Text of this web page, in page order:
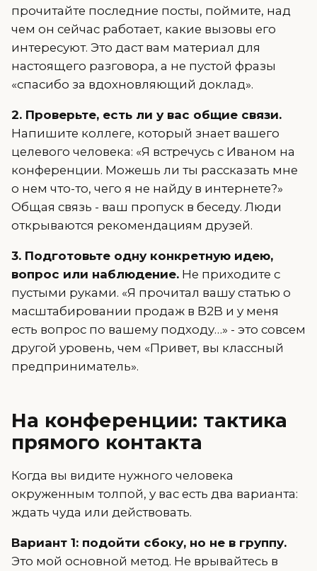
прочитайте последние посты, поймите, над
чем он сейчас работает, какие вызовы его
интересуют. Это даст вам материал для
настоящего разговора, а не пустой фразы
«спасибо за вдохновляющий доклад».
2. Проверьте, есть ли у вас общие связи.
Напишите коллеге, который знает вашего
целевого человека: «Я встречусь с Иваном на
конференции. Можешь ли ты рассказать мне
о нем что-то, чего я не найду в интернете?»
Общая связь - ваш пропуск в беседу. Люди
открываются рекомендациям друзей.
3. Подготовьте одну конкретную идею,
вопрос или наблюдение. Не приходите с
пустыми руками. «Я прочитал вашу статью о
масштабировании продаж в B2B и у меня
есть вопрос по вашему подходу…» - это совсем
другой уровень, чем «Привет, вы классный
предприниматель».
На конференции: тактика
прямого контакта
Когда вы видите нужного человека
окруженным толпой, у вас есть два варианта:
ждать чуда или действовать.
Вариант 1: подойти сбоку, но не в группу.
Это мой основной метод. Не врывайтесь в